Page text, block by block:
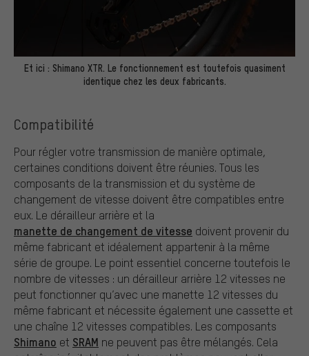
Et ici : Shimano XTR. Le fonctionnement est toutefois quasiment
identique chez les deux fabricants.
Compatibilité
Pour régler votre transmission de manière optimale,
certaines conditions doivent être réunies. Tous les
composants de la transmission et du système de
changement de vitesse doivent être compatibles entre
eux. Le dérailleur arrière et la
manette de changement de vitesse doivent provenir du
même fabricant et idéalement appartenir à la même
série de groupe. Le point essentiel concerne toutefois le
nombre de vitesses : un dérailleur arrière 12 vitesses ne
peut fonctionner qu’avec une manette 12 vitesses du
même fabricant et nécessite également une cassette et
une chaîne 12 vitesses compatibles. Les composants
Shimano et SRAM ne peuvent pas être mélangés. Cela